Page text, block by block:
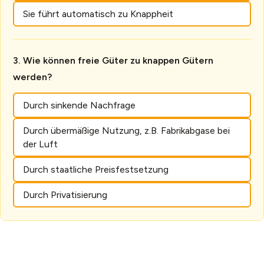
Sie führt automatisch zu Knappheit
Wie können freie Güter zu knappen Gütern
werden?
Durch sinkende Nachfrage
Durch übermäßige Nutzung, z.B. Fabrikabgase bei
der Luft
Durch staatliche Preisfestsetzung
Durch Privatisierung